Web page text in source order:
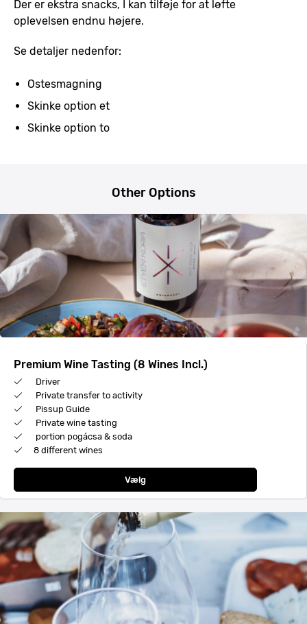
Der er ekstra snacks, I kan tilføje for at løfte
oplevelsen endnu højere.
Se detaljer nedenfor:
Ostesmagning
Skinke option et
Skinke option to
Other Options
Premium Wine Tasting (8 Wines Incl.)
Driver
Private transfer to activity
Pissup Guide
Private wine tasting
portion pogácsa & soda
8 different wines
Vælg